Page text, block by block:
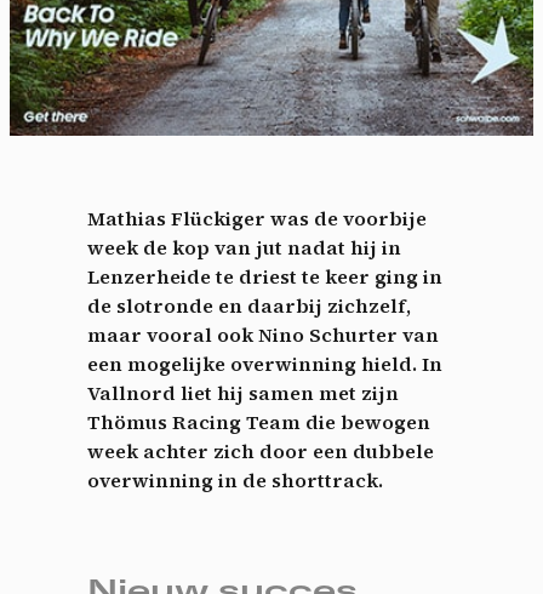
Mathias Flückiger was de voorbije
week de kop van jut nadat hij in
Lenzerheide te driest te keer ging in
de slotronde en daarbij zichzelf,
maar vooral ook Nino Schurter van
een mogelijke overwinning hield. In
Vallnord liet hij samen met zijn
Thömus Racing Team die bewogen
week achter zich door een dubbele
overwinning in de shorttrack.